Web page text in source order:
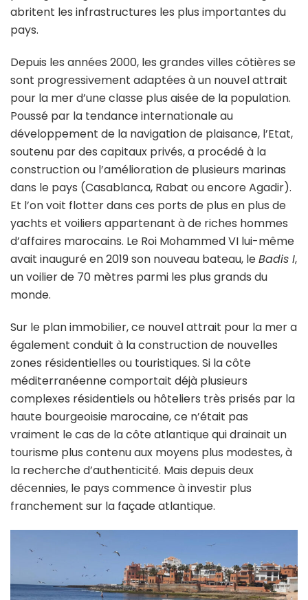
abritent les infrastructures les plus importantes du
pays.
Depuis les années 2000, les grandes villes côtières se
sont progressivement adaptées à un nouvel attrait
pour la mer d’une classe plus aisée de la population.
Poussé par la tendance internationale au
développement de la navigation de plaisance, l’Etat,
soutenu par des capitaux privés, a procédé à la
construction ou l’amélioration de plusieurs marinas
dans le pays (Casablanca, Rabat ou encore Agadir).
Et l’on voit flotter dans ces ports de plus en plus de
yachts et voiliers appartenant à de riches hommes
d’affaires marocains. Le Roi Mohammed VI lui-même
avait inauguré en 2019 son nouveau bateau, leBadis I,
un voilier de 70 mètres parmi les plus grands du
monde.
Sur le plan immobilier, ce nouvel attrait pour la mer a
également conduit à la construction de nouvelles
zones résidentielles ou touristiques. Si la côte
méditerranéenne comportait déjà plusieurs
complexes résidentiels ou hôteliers très prisés par la
haute bourgeoisie marocaine, ce n’était pas
vraiment le cas de la côte atlantique qui drainait un
tourisme plus contenu aux moyens plus modestes, à
la recherche d’authenticité. Mais depuis deux
décennies, le pays commence à investir plus
franchement sur la façade atlantique.